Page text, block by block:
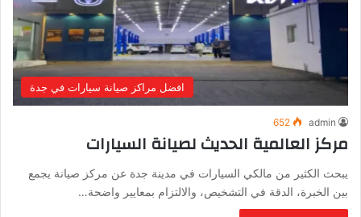
افضل مراكز صيانة سيارات في جدة
admin
652
مركز العالمية الحديث لصيانة السيارات
يبحث الكثير من مالكي السيارات في مدينة جدة عن مركز صيانة يجمع
بين الخبرة، الدقة في التشخيص، والالتزام بمعايير واضحة…